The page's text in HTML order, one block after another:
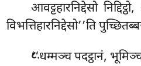
आवट्टहारनिद्देसो
विभत्तिहारनिद्देसो’’ति
८.
‘‘धम्मञ्चपदट्ठानं,